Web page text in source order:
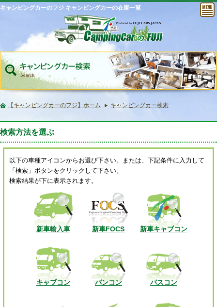
キャンピングカーのフジ キャンピングカーの在庫一覧
【キャンピングカーのフジ】ホーム キャンピングカー検索
検索方法を選ぶ
以下の車種アイコンからお選び下さい。または、下記条件に入力して
「検索」ボタンをクリックして下さい。
検索結果が下に表示されます。
新車輸入車 新車FOCS 新車キャブコン
キャブコン バンコン バスコン